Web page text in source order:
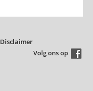
Disclaimer
Volg ons op